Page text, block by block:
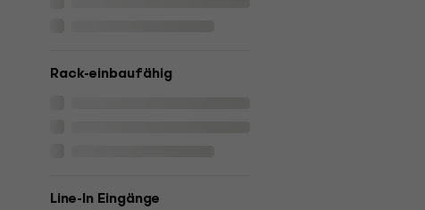
Rack-einbaufähig
Line-In Eingänge